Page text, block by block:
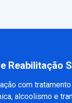
Reabilitação
com
alcoolismo e